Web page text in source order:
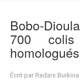
Bobo-
700
Écrit par Radars Burkina